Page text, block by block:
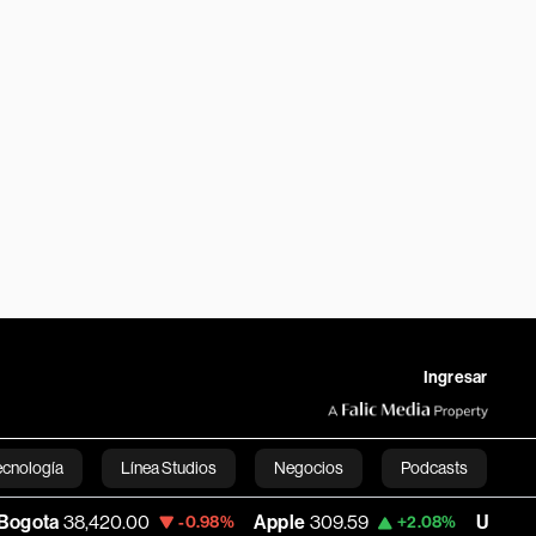
Ingresar
Línea Studios Negocios Podcasts
English-0.98% Apple 309.59 +2.08% USD COP